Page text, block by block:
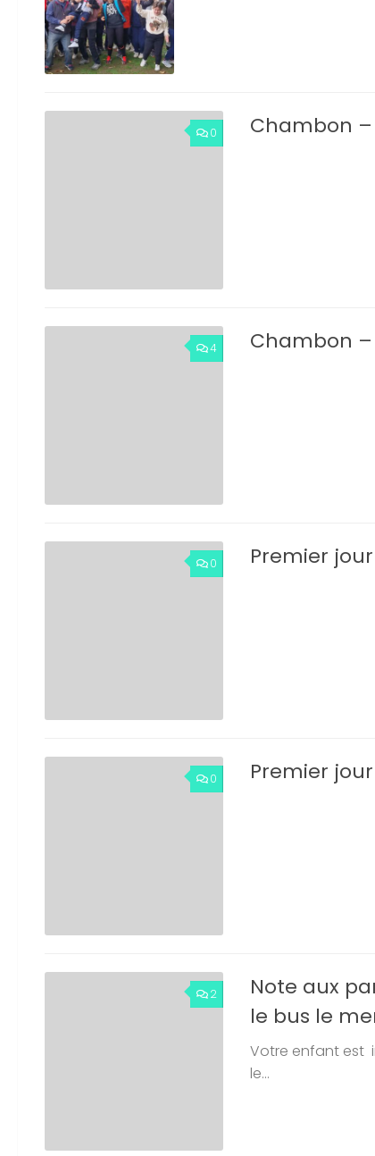
0 Chambon
4 Chambon
0 Premier
0 Premier
2
Note aux
le bus le
Votre enfant est
le...